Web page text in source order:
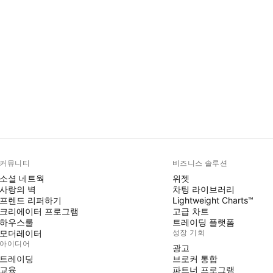
커뮤니티
소셜 네트웍
사랑의 벽
프렌드 리퍼하기
크리에이터 프로그램
하우스룰
모더레이터
아이디어
트레이딩
교육
비즈니스 솔루션
위젯
차팅 라이브러리
Lightweight Charts™
고급 차트
트레이딩 플랫폼
성장 기회
광고
브로커 통합
파트너 프로그램